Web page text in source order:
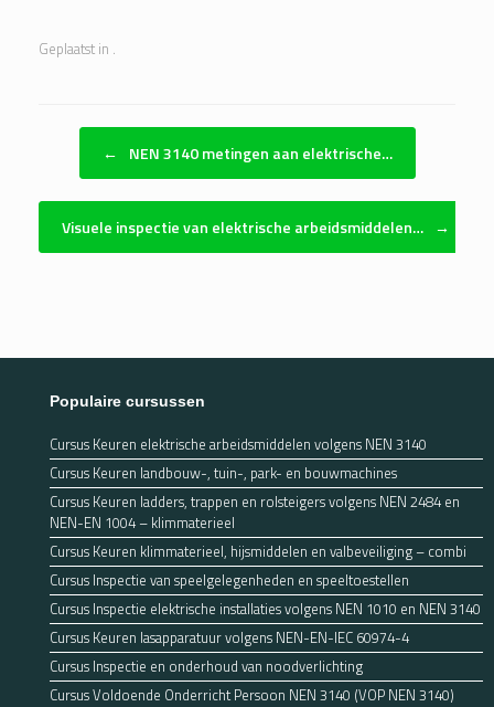
Geplaatst in .
Bericht navigatie
← NEN 3140 metingen aan elektrische…
Visuele inspectie van elektrische arbeidsmiddelen… →
Populaire cursussen
Cursus Keuren elektrische arbeidsmiddelen volgens NEN 3140
Cursus Keuren landbouw-, tuin-, park- en bouwmachines
Cursus Keuren ladders, trappen en rolsteigers volgens NEN 2484 en
NEN-EN 1004 – klimmaterieel
Cursus Keuren klimmaterieel, hijsmiddelen en valbeveiliging – combi
Cursus Inspectie van speelgelegenheden en speeltoestellen
Cursus Inspectie elektrische installaties volgens NEN 1010 en NEN 3140
Cursus Keuren lasapparatuur volgens NEN-EN-IEC 60974-4
Cursus Inspectie en onderhoud van noodverlichting
Cursus Voldoende Onderricht Persoon NEN 3140 (VOP NEN 3140)